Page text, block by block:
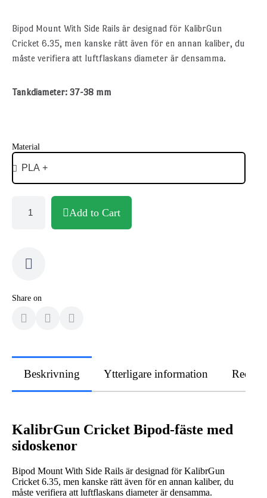
Bipod Mount With Side Rails är designad för KalibrGun
Cricket 6.35, men kanske rätt även för en annan kaliber, du
måste verifiera att luftflaskans diameter är densamma.
Tankdiameter: 37-38 mm
Material
Add to Cart
Share on
Beskrivning Ytterligare information
KalibrGun Cricket Bipod-fäste med
sidoskenor
Bipod Mount With Side Rails är designad för KalibrGun
Cricket 6.35, men kanske rätt även för en annan kaliber, du
måste verifiera att luftflaskans diameter är densamma.